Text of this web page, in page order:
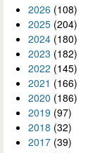
2026 (108)
2025 (204)
2024 (180)
2023 (182)
2022 (145)
2021 (166)
2020 (186)
2019 (97)
2018 (32)
2017 (39)